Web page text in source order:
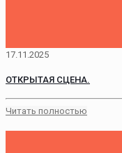
17.11.2025
ОТКРЫТАЯ СЦЕНА.
Читать полностью